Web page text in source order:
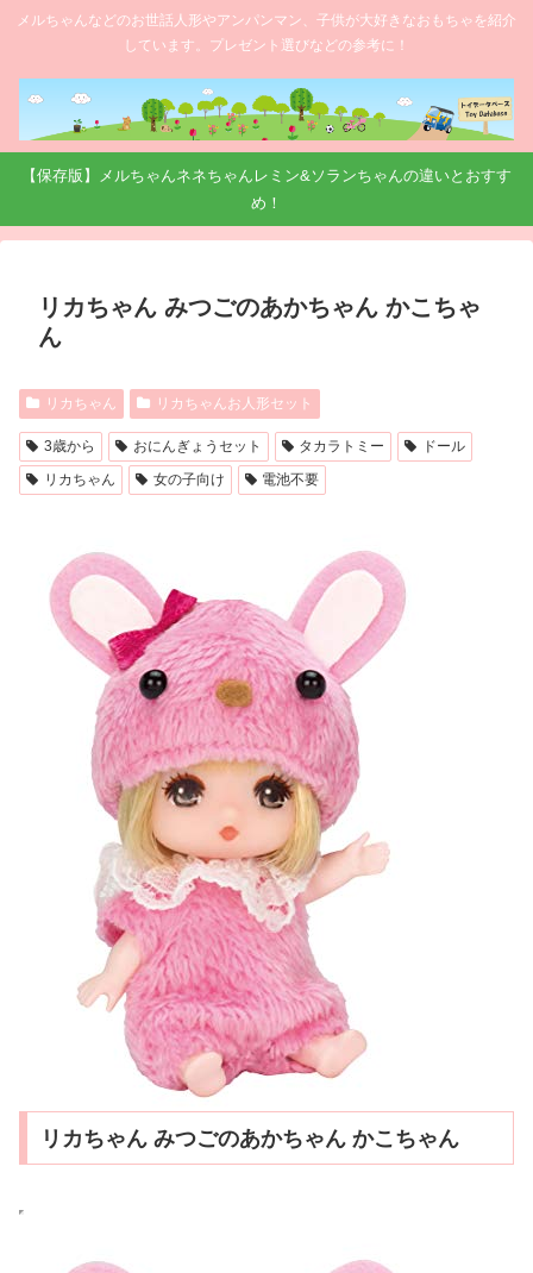
メルちゃんなどのお世話人形やアンパンマン、子供が大好きなおもちゃを紹介
しています。プレゼント選びなどの参考に！
【保存版】メルちゃんネネちゃんレミン&ソランちゃんの違いとおすす
め！
リカちゃん みつごのあかちゃん かこちゃ
ん
リカちゃん リカちゃんお人形セット
3歳から おにんぎょうセット タカラトミー
ドール
リカちゃん
女の子向け 電池不要
リカちゃん みつごのあかちゃん かこちゃん